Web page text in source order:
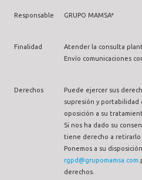
Responsable GRUPO MAMSA*
Finalidad
Atender la consulta
Envío comunicaciones
Derechos
Puede ejercer sus
supresión y portabilidad
oposición a su
Si nos ha dado su
tiene derecho a
Ponemos a su
rgpd@grupomamsa.com
derechos.